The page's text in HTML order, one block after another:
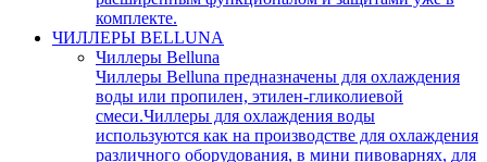
комплекте.
ЧИЛЛЕРЫ BELLUNA
Чиллеры Belluna
Чиллеры Belluna предназначены для охлаждения
воды или пропилен, этилен-гликолиевой
смеси.Чиллеры для охлаждения воды
используются как на производстве для охлаждения
различного оборудования, в мини пивоварнях, для